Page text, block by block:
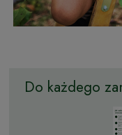
Do każdego